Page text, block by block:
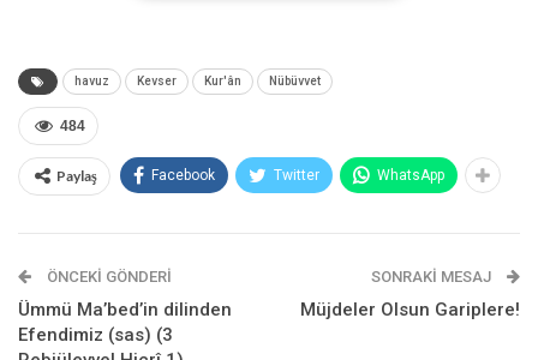
görüşler ileri sürülmüştür. Burada bunların hepsini geniş bir
şekilde ele alacak değiliz. Ancak bunların içinde en çok
bilinenleri sayacak olursak, şunlardır:
1. Kevser, cennetteki bir nehrin özel bir adıdır4 ki,
“Bilir misiniz Kevser nedir?” Allah Resûlü daha iyi bilir dediler.
Buyurdu ki: “O, bir nehirdir ki, Rabb’im onu cennette bana verdi.
Onda pekçok hayır vardır. Ümmetim kıyâmet günü onun başına
havuz Kevser Kur'ân Nübüvvet
484
Paylaş Facebook Twitter WhatsApp
ÖNCEKI GÖNDERI
Ümmü Ma’bed’in dilinden
Efendimiz (sas) (3
SONRAKI MESAJ
Müjdeler Olsun Gariplere!